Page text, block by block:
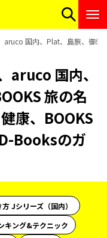
国内、Plat、島旅、御朱
aruco 国内、
旅の名
康、BOOKS
Booksのガ
Jシリーズ（国内）
キング&テクニック